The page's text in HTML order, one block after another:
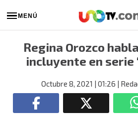
MENÚ
Regina Orozco
incluyente en serie
Octubre 8, 2021 | 01:26 |